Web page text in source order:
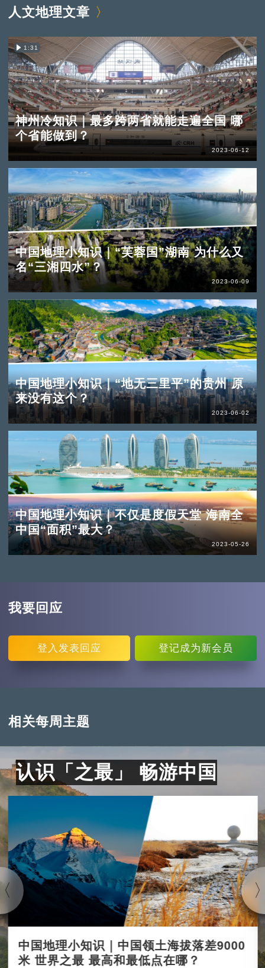
人文地理文章
1:31
神州冷知识｜最多跨两省就能走遍全国 哪
个省能做到？
2023-06-12
中国地理小知识｜“芙蓉国”湖南 为什么又
名“三湘四水”？
2023-06-09
中国地理小知识｜“地无三里平”的贵州 原
来没有这个？
2023-06-02
中国地理小知识｜不仅是度假天堂 海南全
中国“面积”最大？
2023-05-26
我要回应
登入 发表回应 登记成为新会员
相关每周主题
认识「之最」 畅游中国
中国地理小知识｜中国领土海拔落差9000
米 世界之最 最高和最低点在哪？